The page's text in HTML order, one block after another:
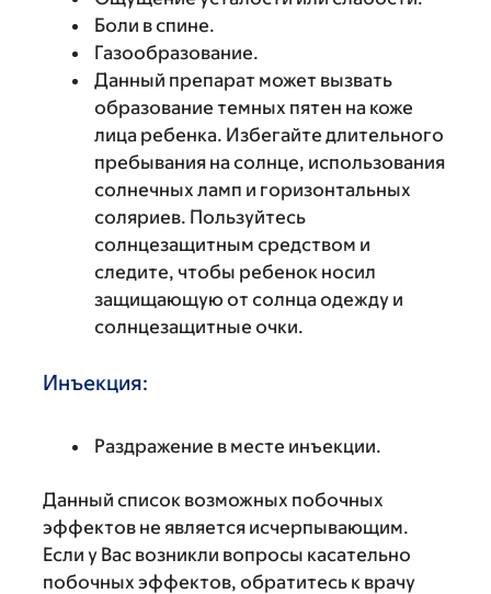
Боли в спине.
Газообразование.
Данный препарат может вызвать
образование темных пятен на коже
лица ребенка. Избегайте длительного
пребывания на солнце, использования
солнечных ламп и горизонтальных
соляриев. Пользуйтесь
солнцезащитным средством и
следите, чтобы ребенок носил
защищающую от солнца одежду и
солнцезащитные очки.
Инъекция:
Раздражение в месте инъекции.
Данный список возможных побочных
эффектов не является исчерпывающим.
Если у Вас возникли вопросы касательно
побочных эффектов, обратитесь к врачу